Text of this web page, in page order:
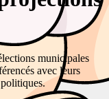
municipales
avec leurs